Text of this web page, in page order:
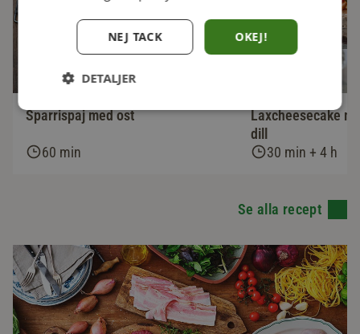
Sparrispaj med ost
60 min
Laxcheesecake
dill
30 min + 4 h
Se alla recept
OKEJ!
NEJ TACK
DETALJER